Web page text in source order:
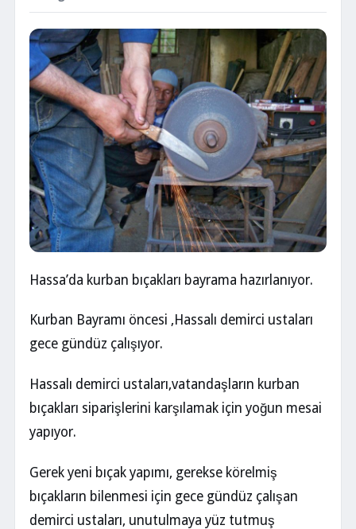
Hassa’da kurban bıçakları bayrama hazırlanıyor.
Kurban Bayramı öncesi ,Hassalı demirci ustaları
gece gündüz çalışıyor.
Hassalı demirci ustaları,vatandaşların kurban
bıçakları siparişlerini karşılamak için yoğun mesai
yapıyor.
Gerek yeni bıçak yapımı, gerekse körelmiş
bıçakların bilenmesi için gece gündüz çalışan
demirci ustaları, unutulmaya yüz tutmuş